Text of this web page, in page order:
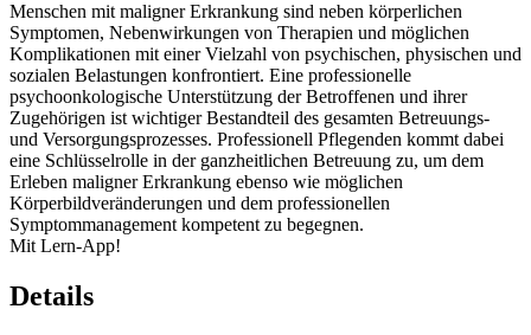
Menschen mit maligner Erkrankung sind neben körperlichen
Symptomen, Nebenwirkungen von Therapien und möglichen
Komplikationen mit einer Vielzahl von psychischen, physischen und
sozialen Belastungen konfrontiert. Eine professionelle
psychoonkologische Unterstützung der Betroffenen und ihrer
Zugehörigen ist wichtiger Bestandteil des gesamten Betreuungs-
und Versorgungsprozesses. Professionell Pflegenden kommt dabei
eine Schlüsselrolle in der ganzheitlichen Betreuung zu, um dem
Erleben maligner Erkrankung ebenso wie möglichen
Körperbildveränderungen und dem professionellen
Symptommanagement kompetent zu begegnen.
Mit Lern-App!
Details